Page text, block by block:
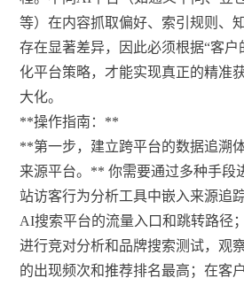
等）在内容抓取偏好、索引规则、
存在显著差异，因此必须根据“客户
化平台策略，才能实现真正的精准
大化。
**操作指南：**
**第一步，建立跨平台的数据追溯
来源平台。** 你需要通过多种手段
站访客行为分析工具中嵌入来源追
AI搜索平台的流量入口和跳转路径
进行竞对分析和品牌搜索测试，观
的出现频次和推荐排名最高；在客